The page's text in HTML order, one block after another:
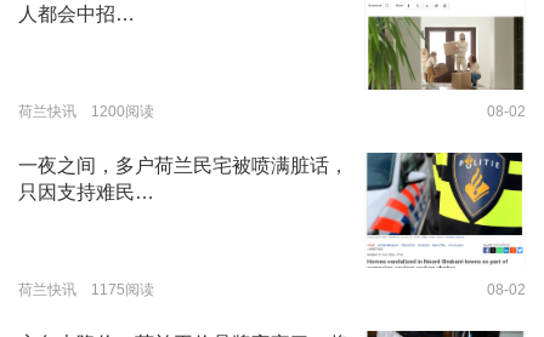
人都会中招…
荷兰快讯 1200阅读 08-02
一夜之间，多户荷兰民宅被喷满脏话，
只因支持难民…
荷兰快讯 1175阅读 08-02